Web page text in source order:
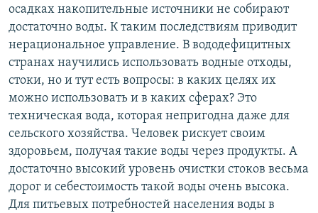
осадках накопительные источники не собирают
достаточно воды. К таким последствиям приводит
нерациональное управление. В вододефицитных
странах научились использовать водные отходы,
стоки, но и тут есть вопросы: в каких целях их
можно использовать и в каких сферах? Это
техническая вода, которая непригодна даже для
сельского хозяйства. Человек рискует своим
здоровьем, получая такие воды через продукты. А
достаточно высокий уровень очистки стоков весьма
дорог и себестоимость такой воды очень высока.
Для питьевых потребностей населения воды в